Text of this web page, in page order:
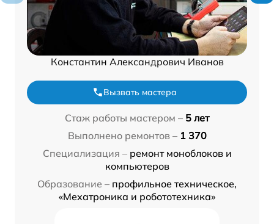
Константин Александрович Иванов
Вызвать мастера
Стаж работы мастером – 5 лет
Выполнено ремонтов – 1 370
Специализация – ремонт моноблоков и
компьютеров
Образование – профильное техническое,
«Мехатроника и робототехника»